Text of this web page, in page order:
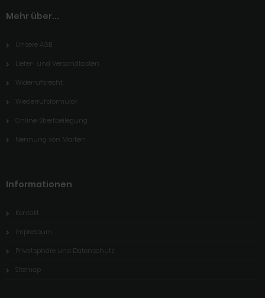
Mehr über...
Unsere AGB
Liefer- und Versandkosten
Widerrufsrecht
Wiederrufsformular
Online-Streitbeilegung
Nennung von Marken
Informationen
Kontakt
Impressum
Privatsphäre und Datenschutz
Sitemap